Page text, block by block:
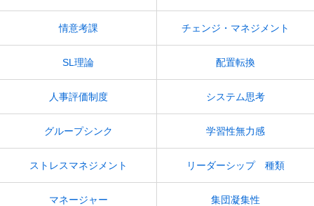
情意考課 チェンジ・マネジメント
SL理論 配置転換
人事評価制度 システム思考
グループシンク 学習性無力感
ストレスマネジメント リーダーシップ 種類
マネージャー 集団凝集性